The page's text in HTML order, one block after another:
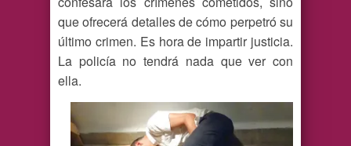
que ofrecerá detalles de cómo perpetró su
último crimen. Es hora de impartir justicia.
La policía no tendrá nada que ver con
ella.